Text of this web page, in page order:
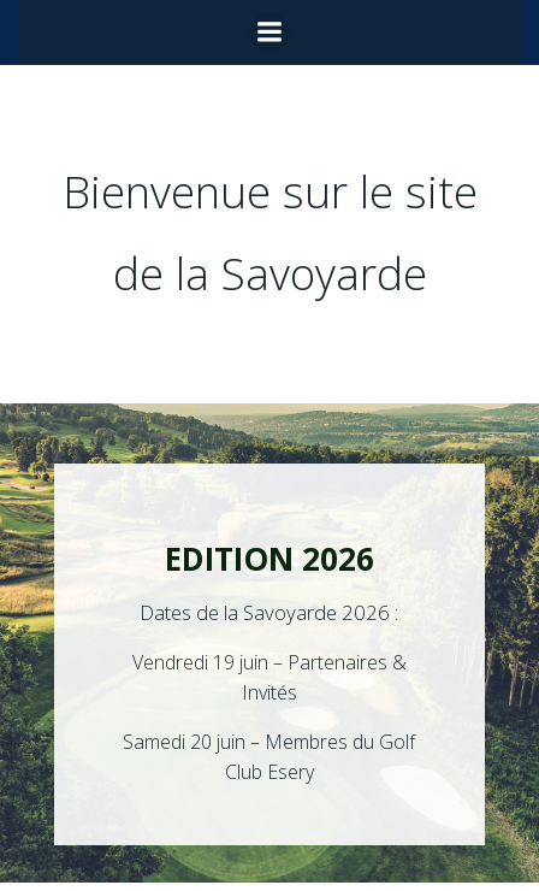
au
contenu
Bienvenue sur le site
de la Savoyarde
EDITION 2026
Dates de la Savoyarde 2026 :
Vendredi 19 juin – Partenaires &
Invités
Samedi 20 juin – Membres du Golf
Club Esery